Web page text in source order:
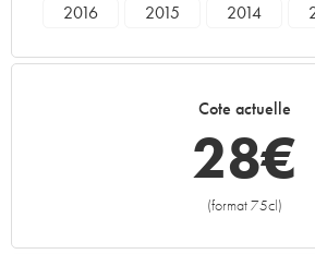
2016
2015 2014
1994
Cote actuelle
28€
(format 75cl)